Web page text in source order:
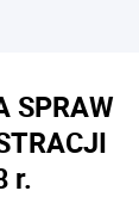
SPRAW
r.